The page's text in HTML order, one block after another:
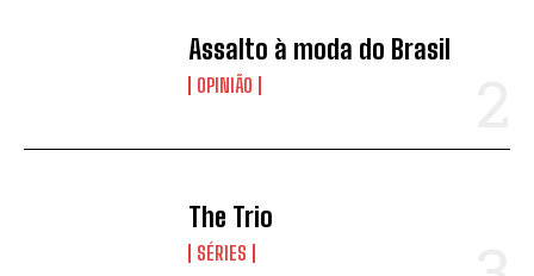
Assalto à moda do Brasil
OPINIÃO
The Trio
SÉRIES